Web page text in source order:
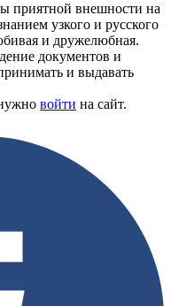
приятной внешности на
узкого и русского
и дружелюбная.
документов и
и выдавать
войти на сайт.